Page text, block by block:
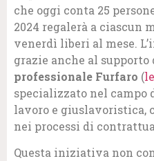
che oggi conta 25
2024 regalerà a ciascun
venerdì liberi al mese.
grazie anche al supporto
professionale Furfaro (
specializzato nel campo
lavoro e giuslavoristica,
nei processi di
Questa iniziativa non